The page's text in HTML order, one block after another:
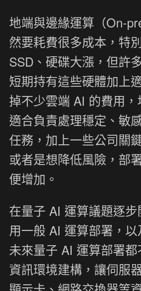
地端與邊緣運算（On-
然要耗費很多成本，特
SSD、硬碟大漲，但許
短期持有這些硬體加上
掉不少雲端 AI 的費用
適合負責處理穩定、敏
任務，加上一些公司關
或者是想降低風險，部
便增加。
在量子 AI 運算議題逐
用一般 AI 運算部署，
未來量子 AI 運算部署
資訊環境建構，讓伺服